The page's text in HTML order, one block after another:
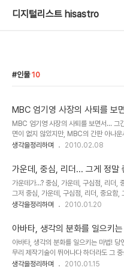
디지털리스트 hisastro
인물 10
MBC 엄기영 사장의 사퇴를 보
MBC 엄기영 사장의 사퇴를 보면서... 그
면이 없지 않았지만, MBC의 간판 아나운
그래도 인간적인 면모를 갖춘 사람이란 생
데, 그가 오늘 전격 사퇴를 선언했습니다.
는 기사 내용 및 동영상들을 통해 접하게
은 말 한마디는 참으로 많은 것을 보여줍
만들고 싶어 아주 난리 굿을 하고 있구나
욕하는 자들이 그리 다르지 않은 모습으로
입니다. 이미 방송 하나를 장..
생각을정리하며 2010.02.08
가운데, 중심, 리더... 그게 정말
가운데가...? 중심, 가운데, 구심점, 리더,
그저 중심, 가운데, 구심점, 리더, 중요함,
그것이 어떻게 존재하는지는 알 필요도 없
들여 지고 있는지 모릅니다. 물론, 그것들
중요함, 2- 의 중요성을 부인코자 함은 아
부각되어 더이상 추켜세울 수 없으리 만
게 할 필요는 없을 듯 하나... 다만, 핵심은
아니라역할이라는 것을 말하고 싶은 겁니
생각을정리하며 2010.01.20
아바타, 생각의 분화를 일으키
아바타, 생각의 분화를 일으키는 마법! 당
무리 제작기술이 뛰어나다 하더라도 그
를 담고 있느냐가 무엇보다도 중요한 요소
생각을정리하며 2010.01.15